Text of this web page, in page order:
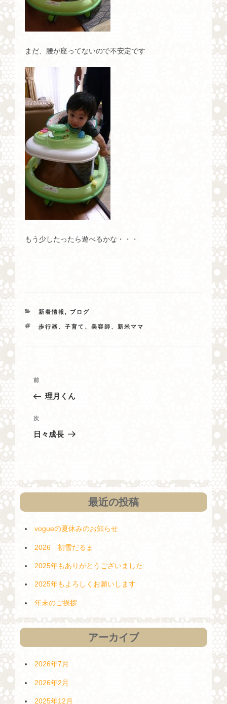
まだ、腰が座ってないので不安定です
もう少したったら遊べるかな・・・
カ
ゴ
新着情報, ブログ
タ
歩行器、子育て、美容師、新米ママ
投
ビ
ゲ
ン
過
去
投
前
理月くん
次
の
次
日々成長
最近の投稿
vogueの夏休みのお知らせ
2026 初雪だるま
2025年もありがとうございました
2025年もよろしくお願いします
年末のご挨拶
アーカイブ
2026年7月
2026年2月
2025年12月